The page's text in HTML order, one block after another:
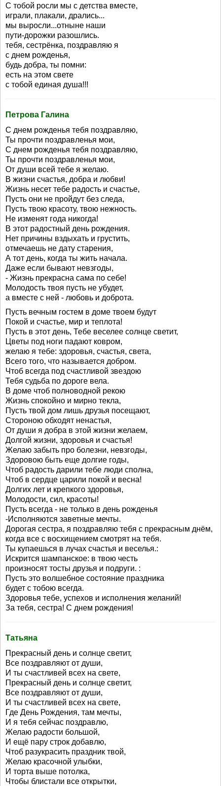
С тобой росли мы с детства вместе,
играли, плакали, дрались...
мы выросли...отныне наши
пути-дорожки разошлись.
тебя, сестрёнка, поздравляю я
с днем рожденья,
будь добра, ты помни:
есть на этом свете
с тобой единая душа!!!
Петрова Галина
С днем рожденья тебя поздравляю,
Ты прочти поздравленья мои,
С днем рожденья тебя поздравляю,
Ты прочти поздравленья мои,
От души всей тебе я желаю.
В жизни счастья, добра и любви!
Жизнь несет тебе радость и счастье,
Пусть они не пройдут без следа,
Пусть твою красоту, твою нежность.
Не изменят года никогда!
В этот радостный день рождения.
Нет причины вздыхать и грустить,
отмечаешь не дату старения,
А тот день, когда ты жить начала.
Даже если бывают невзгоды,
- Жизнь прекрасна сама по себе!
Молодость твоя пусть не убудет,
а вместе с ней - любовь и доброта.
Пусть вечным гостем в доме твоем будут
Покой и счастье, мир и теплота!
Пусть в этот день, Тебе веселее солнце светит,
Цветы под ноги падают ковром,
желаю я тебе: здоровья, счастья, света,
Всего того, что называется добром.
Чтоб всегда под счастливой звездою
Тебя судьба по дороге вела.
В доме чтоб полноводной рекою
Жизнь спокойно и мирно текла,
Пусть твой дом лишь друзья посещают,
Стороною обходят ненастья,
От души я добра в этой жизни желаем,
Долгой жизни, здоровья и счастья!
Желаю забыть про болезни, невзгоды,
Здоровою быть еще долгие годы,
Чтоб радость дарили тебе люди сполна,
Чтоб в сердце царили покой и весна!
Долгих лет и крепкого здоровья,
Молодости, сил, красоты!
Пусть всегда - не только в день рожденья
-Исполняются заветные мечты.
Дорогая сестра, я поздравляю тебя с прекрасным днём,
когда все с восхищением смотрят на тебя.
Ты купаешься в лучах счастья и веселья.:
Искрится шампанское: в твою честь
произносят тосты друзья и подруги. :
Пусть это волшебное состояние праздника
будет с тобою всегда.
Здоровья тебе, успехов и исполнения желаний!
За тебя, сестра! С днем рождения!
Татьяна
Прекрасный день и солнце светит,
Все поздравляют от души,
И ты счастливей всех на свете,
Прекрасный день и солнце светит,
Все поздравляют от души,
И ты счастливей всех на свете,
Где День Рождения, там мечты,
И я тебя сейчас поздравлю,
Желаю радости большой,
И ещё пару строк добавлю,
Чтоб разукрасить праздник твой,
Желаю красочной улыбки,
И торта выше потолка,
Чтобы блистали все открытки,